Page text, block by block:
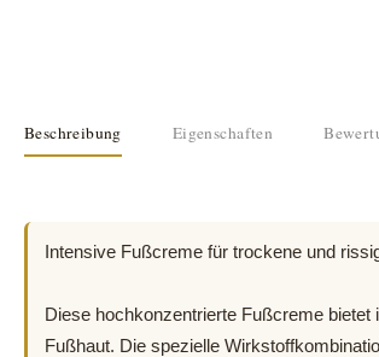
Beschreibung Eigenschaften
Intensive Fußcreme für trockene und
Diese hochkonzentrierte Fußcreme
Fußhaut. Die spezielle